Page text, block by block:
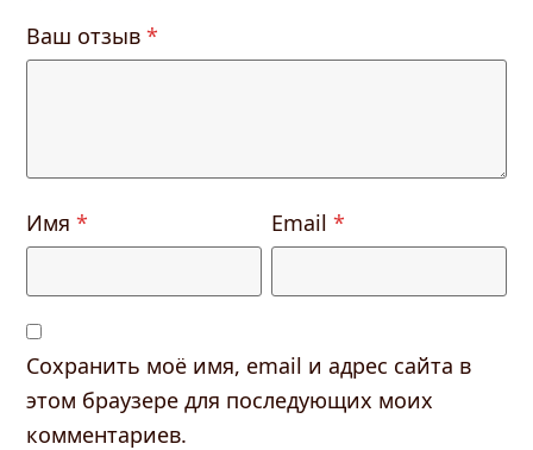
Ваш отзыв*
Имя* Email*
Сохранить моё имя, email и адрес сайта в
этом браузере для последующих моих
комментариев.